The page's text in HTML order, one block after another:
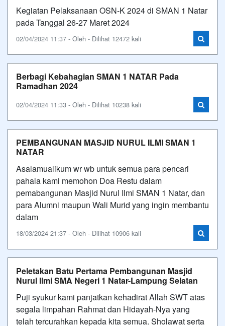
Kegiatan Pelaksanaan OSN-K 2024 di SMAN 1 Natar
pada Tanggal 26-27 Maret 2024
02/04/2024 11:37 - Oleh - Dilihat 12472 kali
Berbagi Kebahagian SMAN 1 NATAR Pada
Ramadhan 2024
02/04/2024 11:33 - Oleh - Dilihat 10238 kali
PEMBANGUNAN MASJID NURUL ILMI SMAN 1
NATAR
Asalamualikum wr wb untuk semua para pencari
pahala kami memohon Doa Restu dalam
pemabangunan Masjid Nurul Ilmi SMAN 1 Natar, dan
para Alumni maupun Wali Murid yang ingin membantu
dalam
18/03/2024 21:37 - Oleh - Dilihat 10906 kali
Peletakan Batu Pertama Pembangunan Masjid
Nurul Ilmi SMA Negeri 1 Natar-Lampung Selatan
Puji syukur kami panjatkan kehadirat Allah SWT atas
segala limpahan Rahmat dan Hidayah-Nya yang
telah tercurahkan kepada kita semua. Sholawat serta